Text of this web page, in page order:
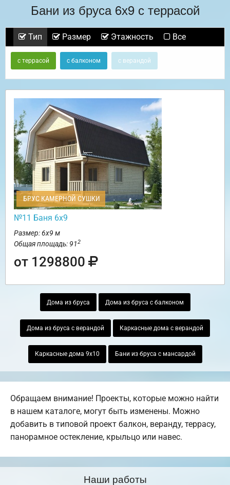
Бани из бруса 6х9 с террасой
Тип Размер Этажность Все
с террасой с балконом с верандой
БРУС КАМЕРНОЙ СУШКИ
№11 Баня 6х9
Размер: 6х9 м
Общая площадь: 912
от 1298800
Дома из бруса Дома из бруса с балконом
Дома из бруса с верандой Каркасные дома с верандой
Каркасные дома 9х10 Бани из бруса с мансардой
Обращаем внимание! Проекты, которые можно найти
в нашем каталоге, могут быть изменены. Можно
добавить в типовой проект балкон, веранду, террасу,
панорамное остекление, крыльцо или навес.
Наши работы